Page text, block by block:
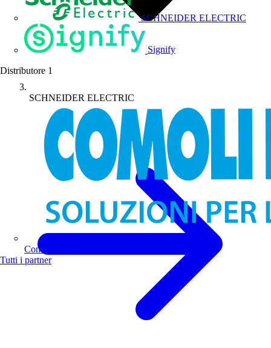
SCHNEIDER ELECTRIC
Signify
Distributore 1
Comoli Ferrari
Tutti i partner
SCHNEIDER ELECTRIC